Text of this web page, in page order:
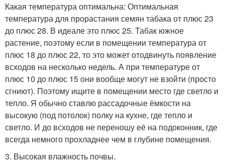
Какая температура оптимальна: Оптимальная
температура для прорастания семян табака от плюс 23
до плюс 28. В идеале это плюс 25. Табак южное
растение, поэтому если в помещении температура от
плюс 18 до плюс 22, то это может отодвинуть появление
всходов на несколько недель. А при температуре от
плюс 10 до плюс 15 они вообще могут не взойти (просто
сгниют). Поэтому ищите в помещении место где светло и
тепло. Я обычно ставлю рассадочные ёмкости на
высокую (под потолок) полку на кухне, где тепло и
светло. И до всходов не переношу её на подоконник, где
всегда немного прохладнее чем в глубине помещения.
3. Высокая влажность почвы.